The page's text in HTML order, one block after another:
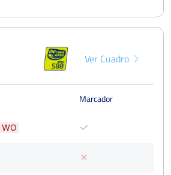
Ver Cuadro
Marcador
WO